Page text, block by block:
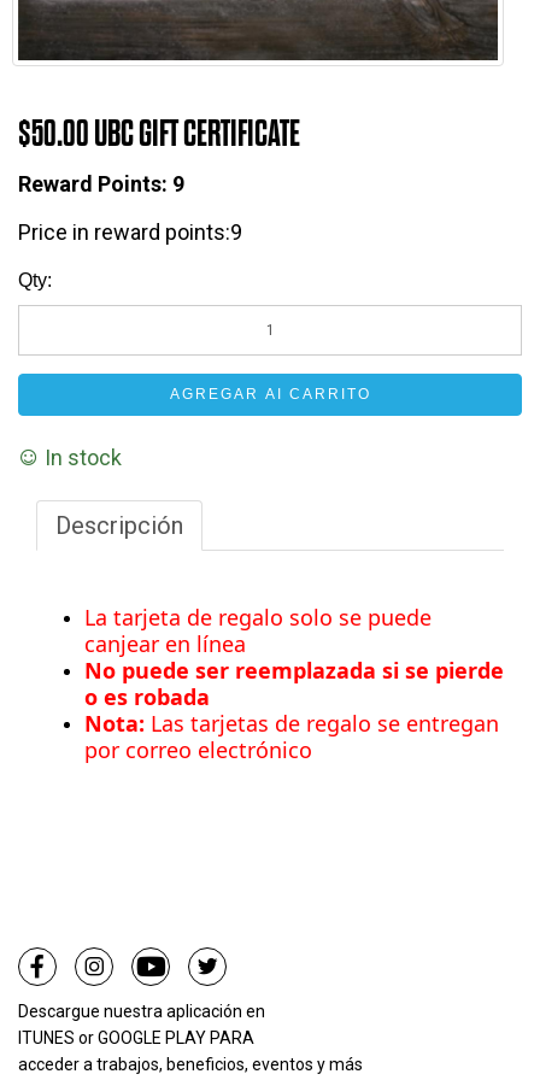
$50.00 UBC GIFT CERTIFICATE
Reward Points: 9
Price in reward points:9
Qty:
AGREGAR AI CARRITO
In stock
Descripción
La tarjeta de regalo solo se puede
canjear en línea
No puede ser reemplazada si se pierde
o es robada
Nota: Las tarjetas de regalo se entregan
por correo electrónico
Descargue nuestra aplicación en
ITUNES orGOOGLE PLAY PARA
acceder a trabajos, beneficios, eventos y más